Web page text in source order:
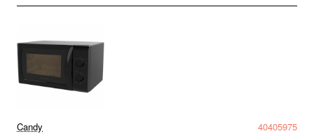
Candy 40405975